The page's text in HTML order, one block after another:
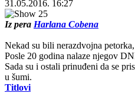
31.05.2016. 16:27
Iz pera Harlana Cobena
Nekad su bili nerazdvojna
Posle 20 godina nalaze njegov
Sada su i ostali prinuđeni da se
u šumi.
Titlovi